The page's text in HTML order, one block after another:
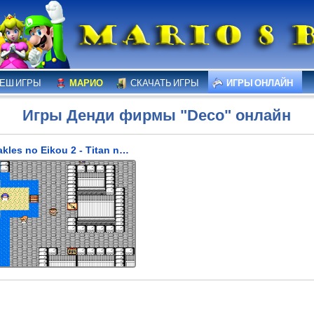
ИГРЫ МАРИО СКАЧАТЬ ИГРЫ ИГРЫ ОНЛАЙН
Игры Денди фирмы "Deco" онлайн
Herakles no Eikou 2 - Titan no Metsubou (Слава Геракла 2)